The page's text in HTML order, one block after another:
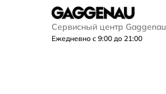
Сервисный центр Gaggenau
Ежедневно с 9:00 до 21:00